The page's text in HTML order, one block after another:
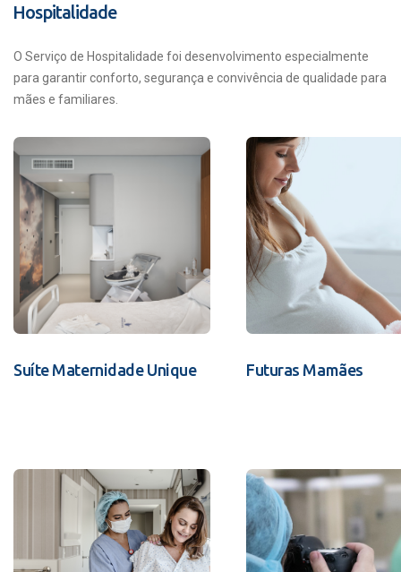
Hospitalidade
O Serviço de Hospitalidade foi desenvolvimento especialmente
para garantir conforto, segurança e convivência de qualidade para
mães e familiares.
Suíte Maternidade Unique Futuras Mamães